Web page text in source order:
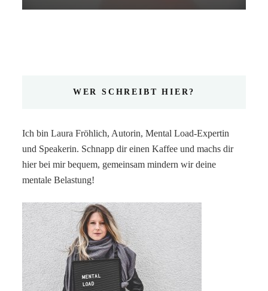
WER SCHREIBT HIER?
Ich bin Laura Fröhlich, Autorin, Mental Load-Expertin
und Speakerin. Schnapp dir einen Kaffee und machs dir
hier bei mir bequem, gemeinsam mindern wir deine
mentale Belastung!